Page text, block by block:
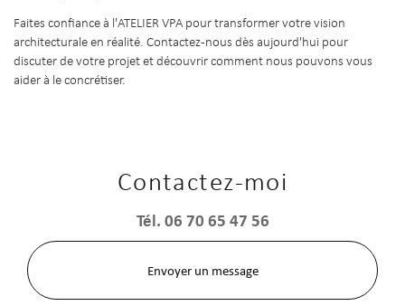
Faites confiance à l'ATELIER VPA pour transformer votre vision
architecturale en réalité. Contactez-nous dès aujourd'hui pour
discuter de votre projet et découvrir comment nous pouvons vous
aider à le concrétiser.
Contactez-moi
Tél.06 70 65 47 56
Envoyer un message